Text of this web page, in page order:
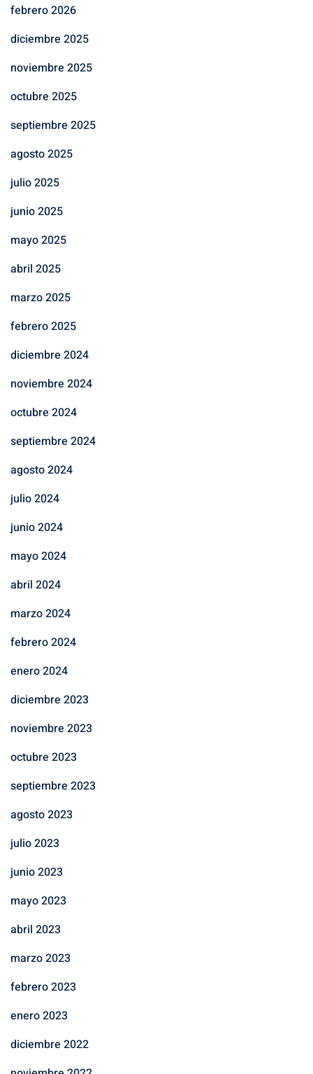
febrero 2026
diciembre 2025
noviembre 2025
octubre 2025
septiembre 2025
agosto 2025
julio 2025
junio 2025
mayo 2025
abril 2025
marzo 2025
febrero 2025
diciembre 2024
noviembre 2024
octubre 2024
septiembre 2024
agosto 2024
julio 2024
junio 2024
mayo 2024
abril 2024
marzo 2024
febrero 2024
enero 2024
diciembre 2023
noviembre 2023
octubre 2023
septiembre 2023
agosto 2023
julio 2023
junio 2023
mayo 2023
abril 2023
marzo 2023
febrero 2023
enero 2023
diciembre 2022